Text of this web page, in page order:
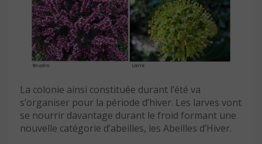
La colonie ainsi constituée durant l’été va
s’organiser pour la période d’hiver. Les larves vont
se nourrir davantage durant le froid formant une
nouvelle catégorie d’abeilles, les Abeilles d’Hiver.